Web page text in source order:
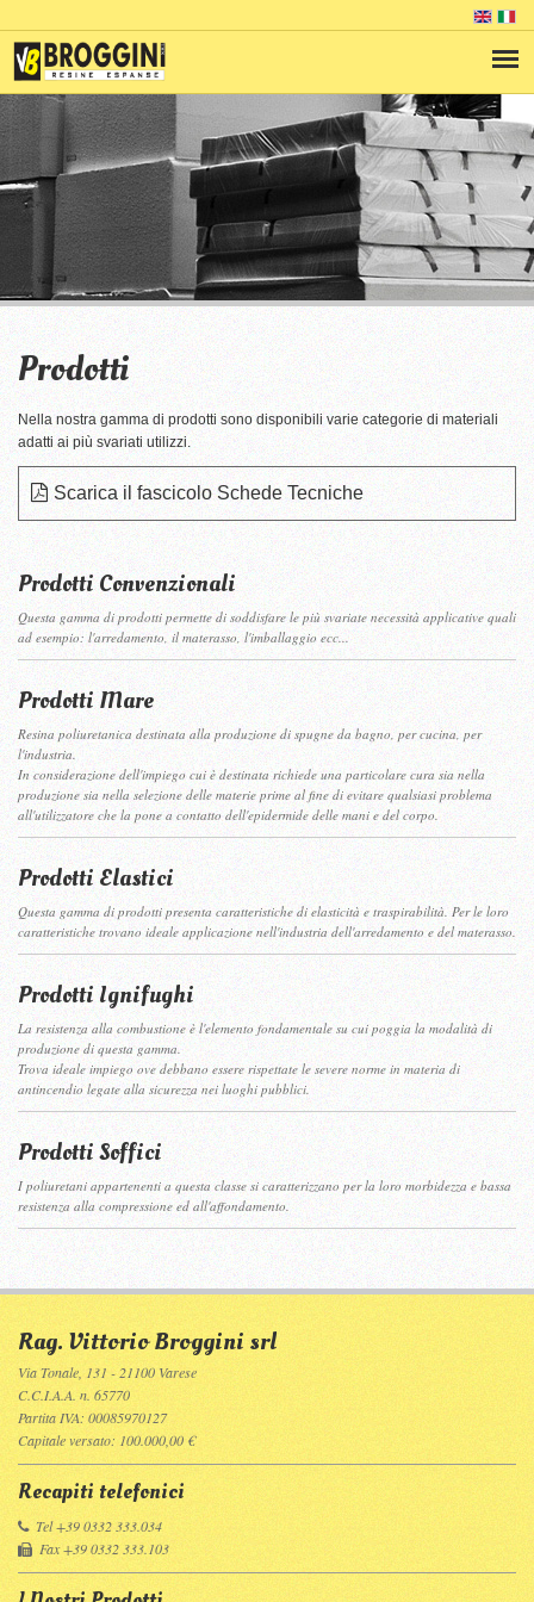
Prodotti
Nella nostra gamma di prodotti sono disponibili varie categorie di materiali
adatti ai più svariati utilizzi.
Scarica il fascicolo Schede Tecniche
Prodotti Convenzionali
Questa gamma di prodotti permette di soddisfare le più svariate necessità applicative quali
ad esempio: l'arredamento, il materasso, l'imballaggio ecc...
Prodotti Mare
Resina poliuretanica destinata alla produzione di spugne da bagno, per cucina, per
l'industria.
In considerazione dell'impiego cui è destinata richiede una particolare cura sia nella
produzione sia nella selezione delle materie prime al fine di evitare qualsiasi problema
all'utilizzatore che la pone a contatto dell'epidermide delle mani e del corpo.
Prodotti Elastici
Questa gamma di prodotti presenta caratteristiche di elasticità e traspirabilità. Per le loro
caratteristiche trovano ideale applicazione nell'industria dell'arredamento e del materasso.
Prodotti Ignifughi
La resistenza alla combustione è l'elemento fondamentale su cui poggia la modalità di
produzione di questa gamma.
Trova ideale impiego ove debbano essere rispettate le severe norme in materia di
antincendio legate alla sicurezza nei luoghi pubblici.
Prodotti Soffici
I poliuretani appartenenti a questa classe si caratterizzano per la loro morbidezza e bassa
resistenza alla compressione ed all'affondamento.
Rag. Vittorio Broggini srl
Via Tonale, 131 - 21100 Varese
C.C.I.A.A. n. 65770
Partita IVA: 00085970127
Capitale versato: 100.000,00 €
Recapiti telefonici
Tel +39 0332 333.034
Fax +39 0332 333.103